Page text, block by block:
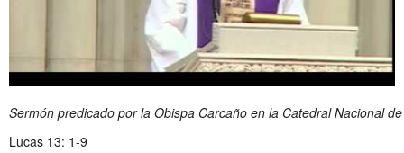
Sermón predicado por la Obispa Carcaño en la Catedral Nacional
Lucas 13: 1-9